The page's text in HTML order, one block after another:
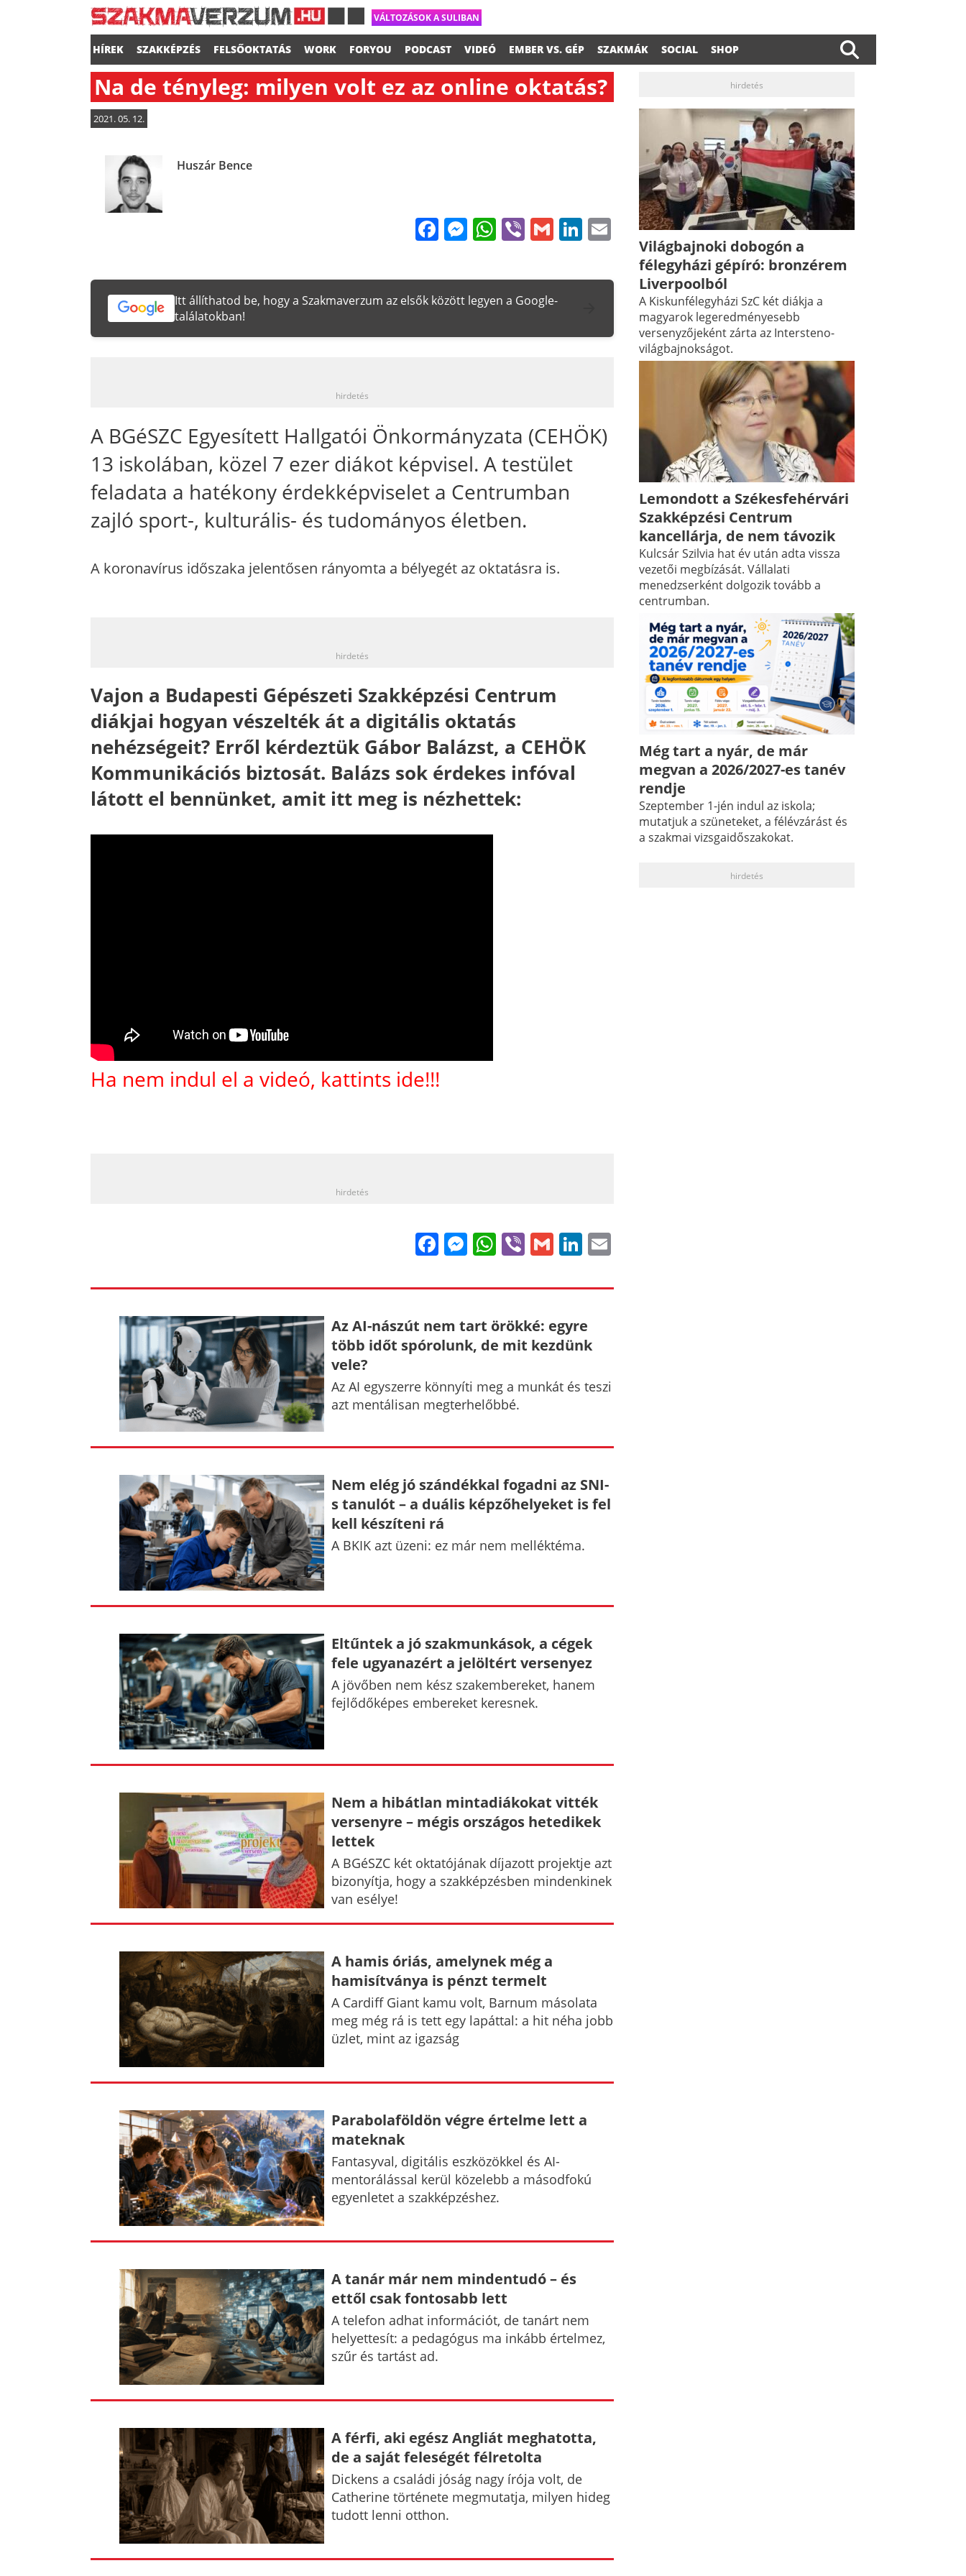
VÁLTOZÁSOK A SULIBAN
HÍREK SZAKKÉPZÉS FELSŐOKTATÁS WORK FORYOU PODCAST VIDEÓ EMBER VS. GÉP SZAKMÁK SOCIAL SHOP
Na de tényleg: milyen volt ez az online oktatás?
2021. 05. 12.
Huszár Bence
Facebook
Messenger
WhatsApp
ViberGmailLinkedIn
Email
Itt állíthatod be, hogy a Szakmaverzum az elsők között legyen a Google-
találatokban!
hirdetés
A BGéSZC Egyesített Hallgatói Önkormányzata (CEHÖK)
13 iskolában, közel 7 ezer diákot képvisel. A testület
feladata a hatékony érdekképviselet a Centrumban
zajló sport-, kulturális- és tudományos életben.
A koronavírus időszaka jelentősen rányomta a bélyegét az oktatásra is.
hirdetés
Vajon a Budapesti Gépészeti Szakképzési Centrum
diákjai hogyan vészelték át a digitális oktatás
nehézségeit? Erről kérdeztük Gábor Balázst, a CEHÖK
Kommunikációs biztosát. Balázs sok érdekes infóval
látott el bennünket, amit itt meg is nézhettek:
Ha nem indul el a videó, kattints ide!!!
hirdetés
Facebook
Messenger
WhatsApp
ViberGmailLinkedIn
Email
Az AI-nászút nem tart örökké: egyre
több időt spórolunk, de mit kezdünk
vele?
Az AI egyszerre könnyíti meg a munkát és teszi
azt mentálisan megterhelőbbé.
Nem elég jó szándékkal fogadni az SNI-
s tanulót – a duális képzőhelyeket is fel
kell készíteni rá
A BKIK azt üzeni: ez már nem melléktéma.
Eltűntek a jó szakmunkások, a cégek
fele ugyanazért a jelöltért versenyez
A jövőben nem kész szakembereket, hanem
fejlődőképes embereket keresnek.
Nem a hibátlan mintadiákokat vitték
versenyre – mégis országos hetedikek
lettek
A BGéSZC két oktatójának díjazott projektje azt
bizonyítja, hogy a szakképzésben mindenkinek
van esélye!
A hamis óriás, amelynek még a
hamisítványa is pénzt termelt
A Cardiff Giant kamu volt, Barnum másolata
meg még rá is tett egy lapáttal: a hit néha jobb
üzlet, mint az igazság
Parabolaföldön végre értelme lett a
mateknak
Fantasyval, digitális eszközökkel és AI-
mentorálással kerül közelebb a másodfokú
egyenletet a szakképzéshez.
A tanár már nem mindentudó – és
ettől csak fontosabb lett
A telefon adhat információt, de tanárt nem
helyettesít: a pedagógus ma inkább értelmez,
szűr és tartást ad.
A férfi, aki egész Angliát meghatotta,
de a saját feleségét félretolta
Dickens a családi jóság nagy írója volt, de
Catherine története megmutatja, milyen hideg
tudott lenni otthon.
hirdetés
Világbajnoki dobogón a
félegyházi gépíró: bronzérem
Liverpoolból
A Kiskunfélegyházi SzC két diákja a
magyarok legeredményesebb
versenyzőjeként zárta az Intersteno-
világbajnokságot.
Lemondott a Székesfehérvári
Szakképzési Centrum
kancellárja, de nem távozik
Kulcsár Szilvia hat év után adta vissza
vezetői megbízását. Vállalati
menedzserként dolgozik tovább a
centrumban.
Még tart a nyár, de már
megvan a 2026/2027-es tanév
rendje
Szeptember 1-jén indul az iskola;
mutatjuk a szüneteket, a félévzárást és
a szakmai vizsgaidőszakokat.
hirdetés